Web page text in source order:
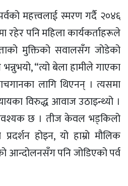
महत्त्वलाई स्मरण गर्दै २०४६
रहेर पनि महिला कार्यकर्ताहरूले
मुक्तिको सवालसँग जोडेको
“त्यो बेला हामीले गाएका
लागि थिएनन् । त्यसमा
विरुद्ध आवाज उठाइन्थ्यो ।
छ । तीज केवल भड्किलो
होइन, यो हाम्रो मौलिक
आन्दोलनसँग पनि जोडिएको पर्व